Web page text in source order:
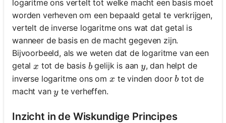
logaritme ons vertelt tot welke macht een basis moet
worden verheven om een bepaald getal te verkrijgen,
vertelt de inverse logaritme ons wat dat getal is
wanneer de basis en de macht gegeven zijn.
Bijvoorbeeld, als we weten dat de logaritme van een
getal x
x tot de basis b
bgelijk is aany
y, dan helpt de
inverse logaritme ons om x
x te vinden doorb
b tot de
macht vany
yte verheffen.
Inzicht in de Wiskundige Principes